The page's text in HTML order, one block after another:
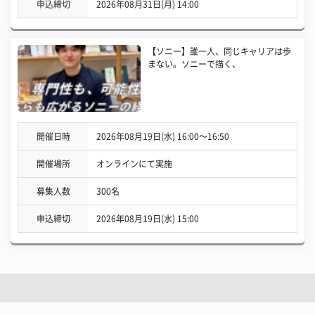
申込締切 2026年08月31日(月) 14:00
【ソニー】誰一人、同じキャリアは歩
まない。ソニーで描く、
開催日時 2026年08月19日(水) 16:00〜16:50
開催場所 オンラインにて実施
募集人数 300名
申込締切 2026年08月19日(水) 15:00